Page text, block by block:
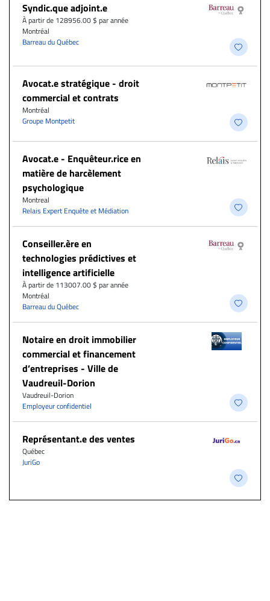
Syndic.que adjoint.e
À partir de 128956.00 $ par année
Montréal
Barreau du Québec
Avocat.e stratégique - droit
commercial et contrats
Montréal
Groupe Montpetit
Avocat.e - Enquêteur.rice en
matière de harcèlement
psychologique
Montreal
Relais Expert Enquête et Médiation
Conseiller.ère en
technologies prédictives et
intelligence artificielle
À partir de 113007.00 $ par année
Montréal
Barreau du Québec
Notaire en droit immobilier
commercial et financement
d’entreprises - Ville de
Vaudreuil-Dorion
Vaudreuil-Dorion
Employeur confidentiel
Représentant.e des ventes
Québec
JuriGo